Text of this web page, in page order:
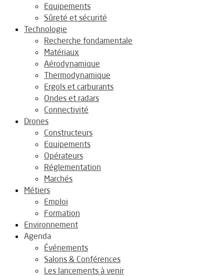
Equipements
Sûreté et sécurité
Technologie
Recherche fondamentale
Matériaux
Aérodynamique
Thermodynamique
Ergols et carburants
Ondes et radars
Connectivité
Drones
Constructeurs
Equipements
Opérateurs
Réglementation
Marchés
Métiers
Emploi
Formation
Environnement
Agenda
Événements
Salons & Conférences
Les lancements à venir